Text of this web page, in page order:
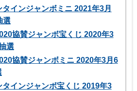
インジャンボミニ 2021年3月
選
協賛ジャンボ宝くじ 2020年3
選
協賛ジャンボミニ 2020年3月6
インジャンボ宝くじ 2019年3